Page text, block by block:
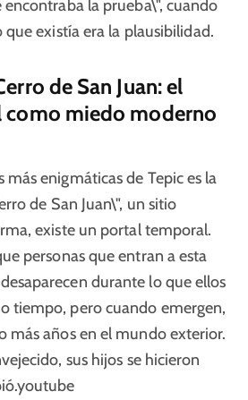
la prueba\", cuando
existía era la plausibilidad.
de San Juan: el
como miedo moderno
más enigmáticas de Tepic es la
de San Juan\", un sitio
existe un portal temporal.
personas que entran a esta
durante lo que ellos
tiempo, pero cuando emergen,
más años en el mundo exterior.
sus hijos se hicieron
youtube